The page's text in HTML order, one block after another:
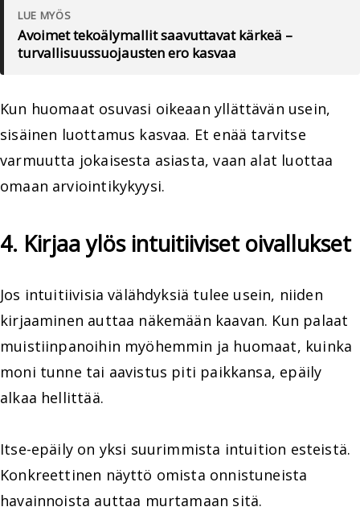
LUE MYÖS
Avoimet tekoälymallit saavuttavat kärkeä –
turvallisuussuojausten ero kasvaa
Kun huomaat osuvasi oikeaan yllättävän usein,
sisäinen luottamus kasvaa. Et enää tarvitse
varmuutta jokaisesta asiasta, vaan alat luottaa
omaan arviointikykyysi.
4. Kirjaa ylös intuitiiviset oivallukset
Jos intuitiivisia välähdyksiä tulee usein, niiden
kirjaaminen auttaa näkemään kaavan. Kun palaat
muistiinpanoihin myöhemmin ja huomaat, kuinka
moni tunne tai aavistus piti paikkansa, epäily
alkaa hellittää.
Itse-epäily on yksi suurimmista intuition esteistä.
Konkreettinen näyttö omista onnistuneista
havainnoista auttaa murtamaan sitä.